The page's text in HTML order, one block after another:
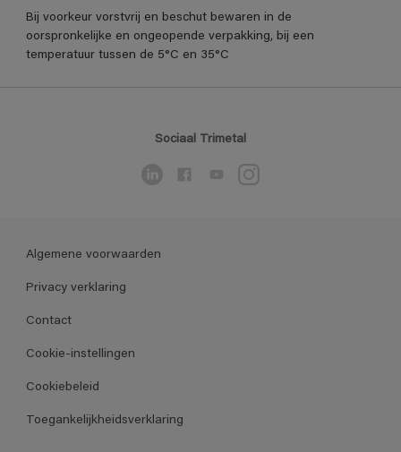
Bij voorkeur vorstvrij en beschut bewaren in de
oorspronkelijke en ongeopende verpakking, bij een
temperatuur tussen de 5°C en 35°C
Sociaal Trimetal
Algemene voorwaarden
Privacy verklaring
Contact
Cookie-instellingen
Cookiebeleid
Toegankelijkheidsverklaring